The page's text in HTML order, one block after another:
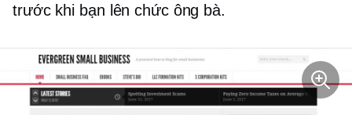
trước khi bạn lên chức ông bà.